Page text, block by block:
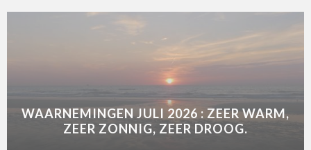
WAARNEMINGEN JULI 2026 : ZEER WARM,
ZEER ZONNIG, ZEER DROOG.